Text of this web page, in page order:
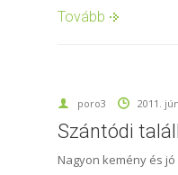
Tovább
poro3 2011.
Szántódi
Nagyon kemény és jó